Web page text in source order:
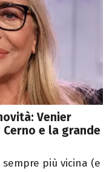
Venier
e la grande
più vicina (e